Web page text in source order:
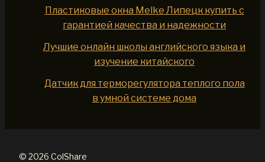
Пластиковые окна Melke Липецк купить с
гарантией качества и надежности
Лучшие онлайн школы английского языка и
изучение китайского
Датчик для терморегулятора теплого пола
в умной системе дома
© 2026 ColShare